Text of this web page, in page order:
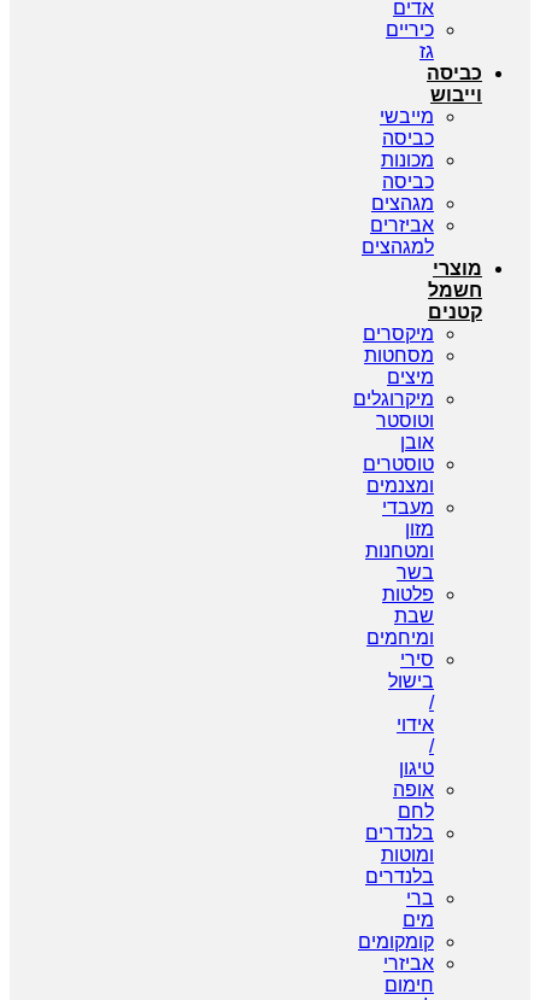
אדים
כיריים
גז
כביסה
וייבוש
מייבשי
כביסה
מכונות
כביסה
מגהצים
אביזרים
למגהצים
מוצרי
חשמל
קטנים
מיקסרים
מסחטות
מיצים
מיקרוגלים
וטוסטר
אובן
טוסטרים
ומצנמים
מעבדי
מזון
ומטחנות
בשר
פלטות
שבת
ומיחמים
סירי
בישול
/
אידוי
/
טיגון
אופה
לחם
בלנדרים
ומוטות
בלנדרים
ברי
מים
קומקומים
אביזרי
חימום